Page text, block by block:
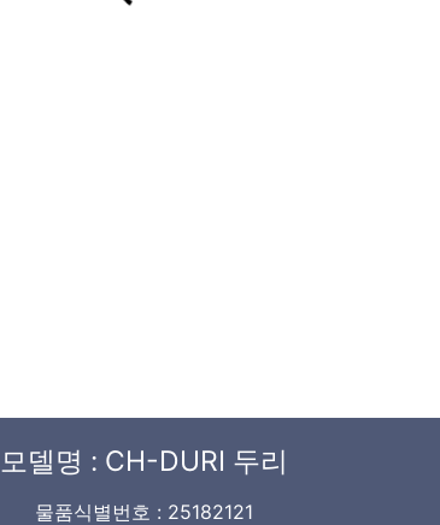
모델명 : CH-DURI 두리
물품식별번호 : 25182121